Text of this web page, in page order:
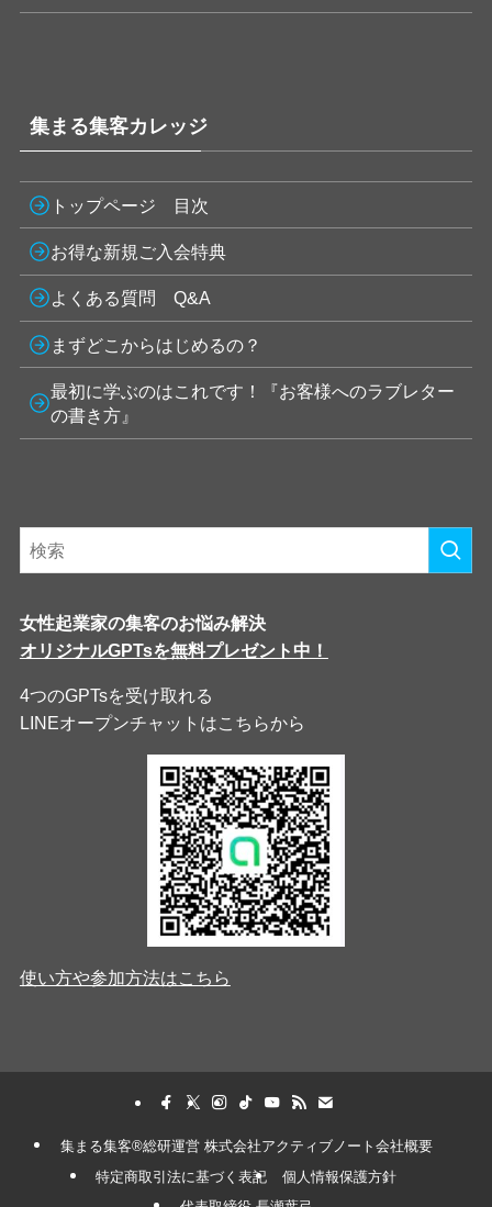
集まる集客カレッジ
トップページ 目次
お得な新規ご入会特典
よくある質問 Q&A
まずどこからはじめるの？
最初に学ぶのはこれです！『お客様へのラブレター
の書き方』
女性起業家の集客のお悩み解決
オリジナルGPTsを無料プレゼント中！
4つのGPTsを受け取れる
LINEオープンチャットはこちらから
使い方や参加方法はこちら
集まる集客®︎総研運営 株式会社アクティブノート会社概要
特定商取引法に基づく表記
個人情報保護方針